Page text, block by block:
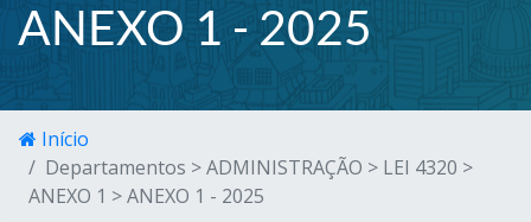
ANEXO 1 - 2025
Início
Departamentos > ADMINISTRAÇÃO > LEI 4320 >
ANEXO 1 > ANEXO 1 - 2025